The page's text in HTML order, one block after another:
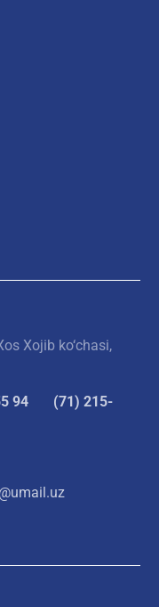
Xojib ko‘chasi,
94
(71) 215-